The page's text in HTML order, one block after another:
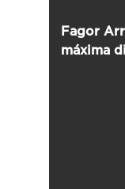
Fagor
máxima